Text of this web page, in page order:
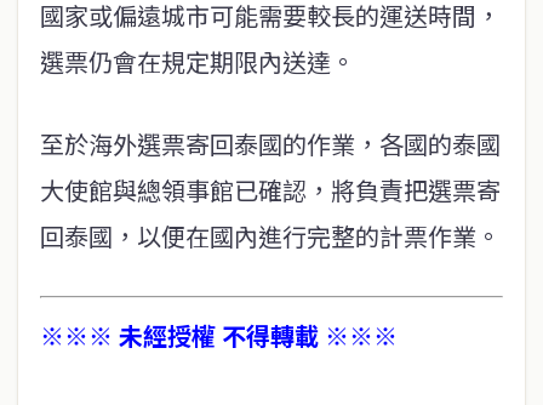
國家或偏遠城市可能需要較長的運送時間，
選票仍會在規定期限內送達。
至於海外選票寄回泰國的作業，各國的泰國
大使館與總領事館已確認，將負責把選票寄
回泰國，以便在國內進行完整的計票作業。
※※※ 未經授權 不得轉載 ※※※